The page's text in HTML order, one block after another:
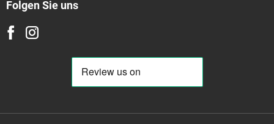
Folgen Sie uns